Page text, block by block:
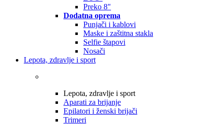
Preko 8"
Dodatna oprema
Punjači i kablovi
Maske i zaštitna stakla
Selfie štapovi
Nosači
Lepota, zdravlje i sport
Lepota, zdravlje i sport
Aparati za brijanje
Epilatori i ženski brijači
Trimeri